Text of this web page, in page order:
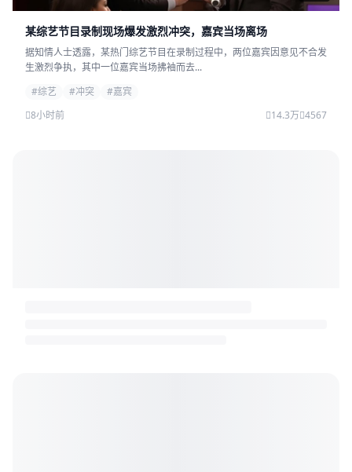
某综艺节目录制现场爆发激烈冲突，嘉宾当场离场
据知情人士透露，某热门综艺节目在录制过程中，两位嘉宾因意见不合发
生激烈争执，其中一位嘉宾当场拂袖而去...
#综艺
#冲突
#嘉宾
8小时前
14.3万 4567